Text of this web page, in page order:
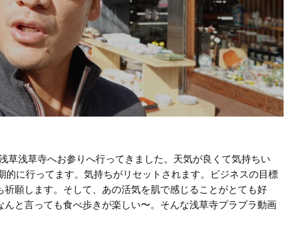
草浅草寺へお参りへ行ってきました。天気が良くて気持ちい
的に行ってます。気持ちがリセットされます。ビジネスの目標
願します。そして、あの活気を肌で感じることがとても好
んと言っても食べ歩きが楽しい〜。そんな浅草寺プラプラ動画